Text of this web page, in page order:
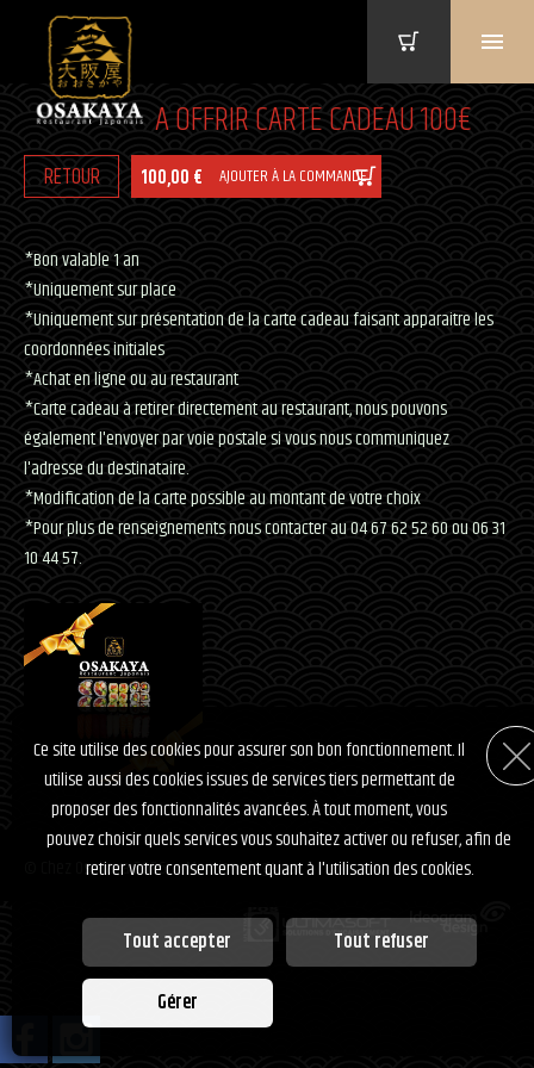
A OFFRIR CARTE CADEAU 100€
RETOUR 100,00 € AJOUTER À LA COMMANDE
*Bon valable 1 an
*Uniquement sur place
*Uniquement sur présentation de la carte cadeau faisant apparaitre les
coordonnées initiales
*Achat en ligne ou au restaurant
*Carte cadeau à retirer directement au restaurant, nous pouvons
également l'envoyer par voie postale si vous nous communiquez
l'adresse du destinataire.
*Modification de la carte possible au montant de votre choix
*Pour plus de renseignements nous contacter au 04 67 62 52 60 ou 06 31
10 44 57.
© Chez Osakaya 2026-Mentions légales
Ce site utilise des cookies pour assurer son bon fonctionnement. Il
utilise aussi des cookies issues de services tiers permettant de
proposer des fonctionnalités avancées. À tout moment, vous
pouvez choisir quels services vous souhaitez activer ou refuser, afin de
retirer votre consentement quant à l'utilisation des cookies.
Personnalisation des services
Vous êtes libre de choisir quels services vous souhaitez activer. En
autorisant ces services tiers, vous acceptez le dépôt et la lecture de cookies
Tout accepter Tout refuser
Gérer